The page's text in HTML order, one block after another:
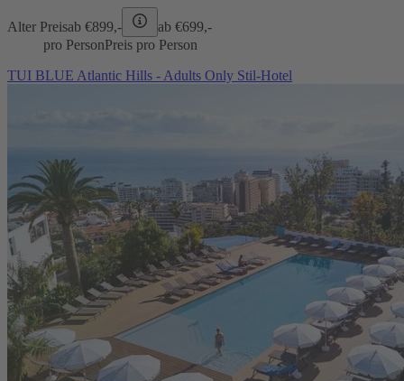
Alter Preisab €899,- ab €699,-
pro PersonPreis pro Person
TUI BLUE Atlantic Hills - Adults Only Stil-Hotel